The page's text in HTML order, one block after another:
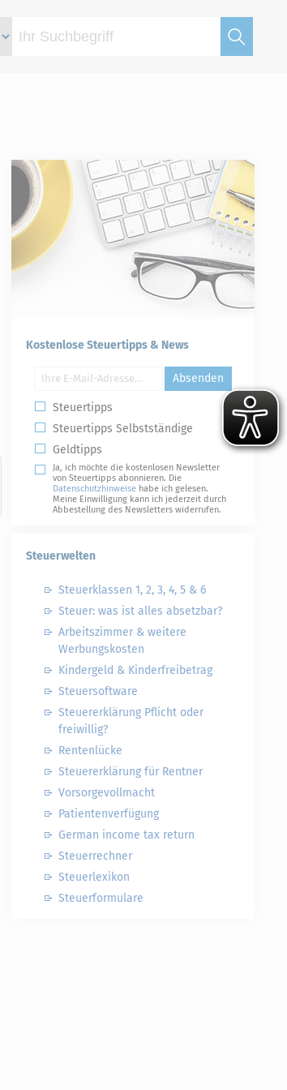
Kostenlose Steuertipps & News
Absenden
Steuertipps
Steuertipps Selbstständige
Geldtipps
Ja, ich möchte die kostenlosen Newsletter
von Steuertipps abonnieren. Die
Datenschutzhinweise habe ich gelesen.
Meine Einwilligung kann ich jederzeit durch
Abbestellung des Newsletters widerrufen.
Steuerwelten
Steuerklassen 1, 2, 3, 4, 5 & 6
Steuer: was ist alles absetzbar?
Arbeitszimmer & weitere
Werbungskosten
Kindergeld & Kinderfreibetrag
Steuersoftware
Steuererklärung Pflicht oder
freiwillig?
Rentenlücke
Steuererklärung für Rentner
Vorsorgevollmacht
Patientenverfügung
German income tax return
Steuerrechner
Steuerlexikon
Steuerformulare